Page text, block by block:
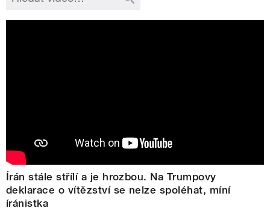
Írán stále střílí a je hrozbou. Na Trumpovy
deklarace o vítězství se nelze spoléhat, míní
íránistka